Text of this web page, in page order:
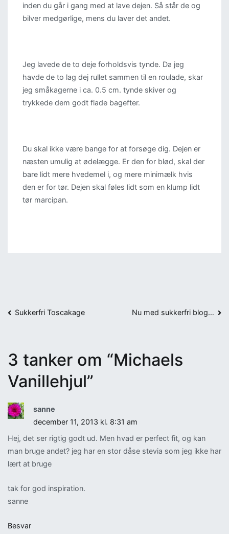
inden du går i gang med at lave dejen. Så står de og
bilver medgørlige, mens du laver det andet.
Jeg lavede de to deje forholdsvis tynde. Da jeg
havde de to lag dej rullet sammen til en roulade, skar
jeg småkagerne i ca. 0.5 cm. tynde skiver og
trykkede dem godt flade bagefter.
Du skal ikke være bange for at forsøge dig. Dejen er
næsten umulig at ødelægge. Er den for blød, skal der
bare lidt mere hvedemel i, og mere minimælk hvis
den er for tør. Dejen skal føles lidt som en klump lidt
tør marcipan.
Indlægsnavigation
Sukkerfri Toscakage Nu med sukkerfri blog…
3 tanker om “Michaels
Vanillehjul”
sanne
december 11, 2013 kl. 8:31 am
Hej, det ser rigtig godt ud. Men hvad er perfect fit, og kan
man bruge andet? jeg har en stor dåse stevia som jeg ikke har
lært at bruge
tak for god inspiration.
sanne
Besvar